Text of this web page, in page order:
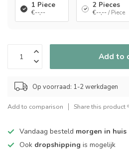
1 Piece
€--,--
2 Pieces
€--,-- / Piece
Add to
Op voorraad: 1-2 werkdagen
Add to comparison Share this product
Vandaag besteld morgen in huis
Ook dropshipping is mogelijk